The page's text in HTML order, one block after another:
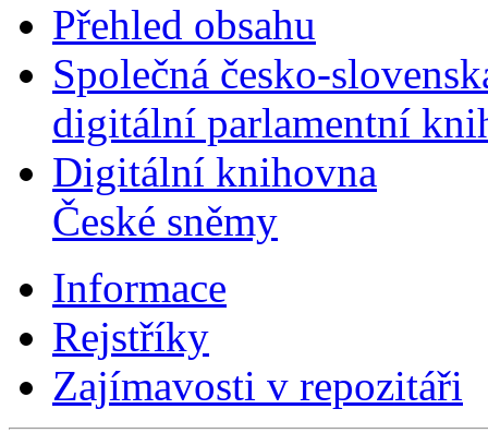
Přehled obsahu
Společná česko-
digitální parlamentní
Digitální knihovna
České sněmy
Informace
Rejstříky
Zajímavosti v repozitáři